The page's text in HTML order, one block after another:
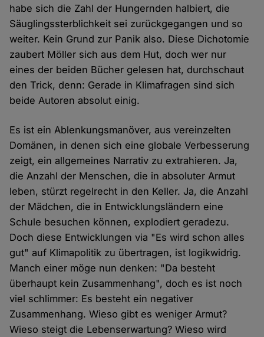
habe sich die Zahl der Hungernden halbiert, die
Säuglingssterblichkeit sei zurückgegangen und so
weiter. Kein Grund zur Panik also. Diese Dichotomie
zaubert Möller sich aus dem Hut, doch wer nur
eines der beiden Bücher gelesen hat, durchschaut
den Trick, denn: Gerade in Klimafragen sind sich
beide Autoren absolut einig.
Es ist ein Ablenkungsmanöver, aus vereinzelten
Domänen, in denen sich eine globale Verbesserung
zeigt, ein allgemeines Narrativ zu extrahieren. Ja,
die Anzahl der Menschen, die in absoluter Armut
leben, stürzt regelrecht in den Keller. Ja, die Anzahl
der Mädchen, die in Entwicklungsländern eine
Schule besuchen können, explodiert geradezu.
Doch diese Entwicklungen via "Es wird schon alles
gut" auf Klimapolitik zu übertragen, ist logikwidrig.
Manch einer möge nun denken: "Da besteht
überhaupt kein Zusammenhang", doch es ist noch
viel schlimmer: Es besteht ein negativer
Zusammenhang. Wieso gibt es weniger Armut?
Wieso steigt die Lebenserwartung? Wieso wird